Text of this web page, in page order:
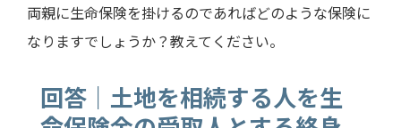
両親に生命保険を掛けるのであればどのような保険に
なりますでしょうか？教えてください。
回答｜土地を相続する人を生